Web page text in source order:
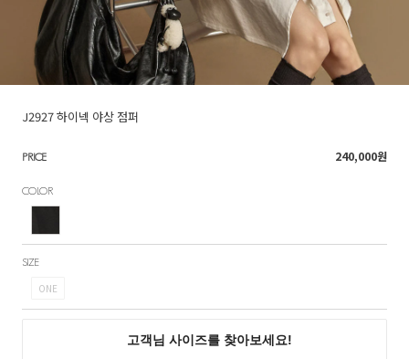
J2927 하이넥 야상 점퍼
PRICE 240,000원
COLOR
SIZE
ONE